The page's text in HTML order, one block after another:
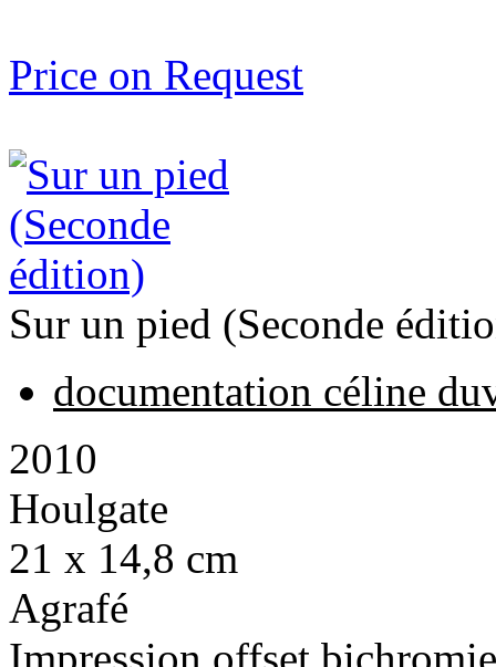
Price on Request
Sur un pied (Seconde
documentation céline
2010
Houlgate
21 x 14,8 cm
Agrafé
Impression offset bichromie